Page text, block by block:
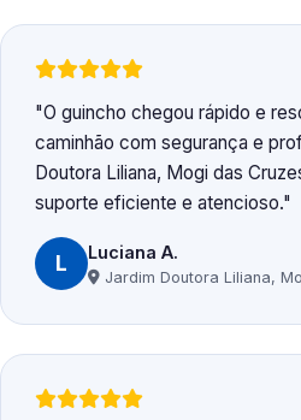
O guincho chegou rápido e
caminhão com segurança e
Doutora Liliana, Mogi das
suporte eficiente e atencioso.
L Luciana A.
Jardim Doutora Liliana,